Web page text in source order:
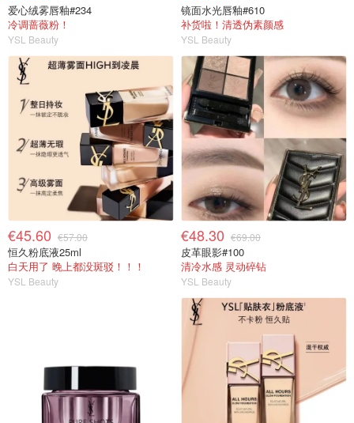
爱心绒雾唇釉#234
冷调蔷薇粉！
YSL Beauty
镜面水光唇釉#610
补货啦！清透伪素颜感
YSL Beauty
€45.60 €57.00
恒久粉底液25ml
白天用了 晚上都没斑驳！！！
YSL Beauty
€48.30 €69.00
皮革眼影#100
清冷水感 灵动碎钻
YSL Beauty